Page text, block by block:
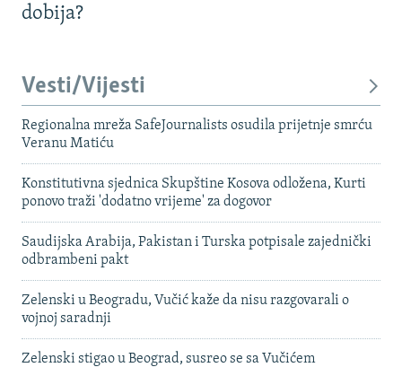
dobija?
Vesti/Vijesti
Regionalna mreža SafeJournalists osudila prijetnje smrću
Veranu Matiću
Konstitutivna sjednica Skupštine Kosova odložena, Kurti
ponovo traži 'dodatno vrijeme' za dogovor
Saudijska Arabija, Pakistan i Turska potpisale zajednički
odbrambeni pakt
Zelenski u Beogradu, Vučić kaže da nisu razgovarali o
vojnoj saradnji
Zelenski stigao u Beograd, susreo se sa Vučićem